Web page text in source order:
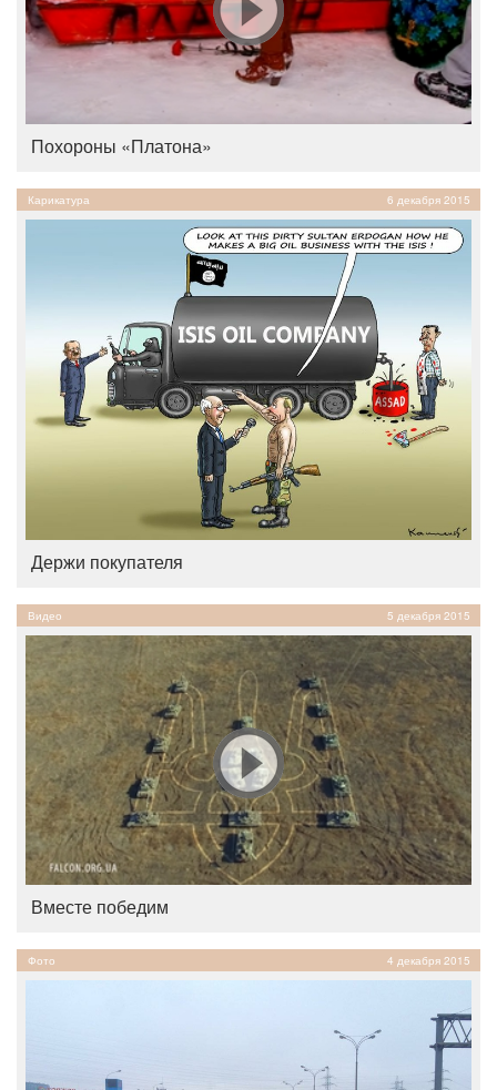
Похороны «Платона»
Карикатура 6 декабря 2015
Держи покупателя
Видео 5 декабря 2015
Вместе победим
Фото 4 декабря 2015